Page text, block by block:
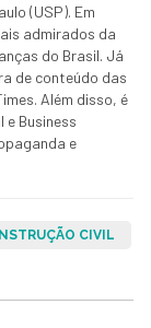
(USP). Em
admirados da
do Brasil. Já
de conteúdo das
Além disso, é
Business
e
CIVIL